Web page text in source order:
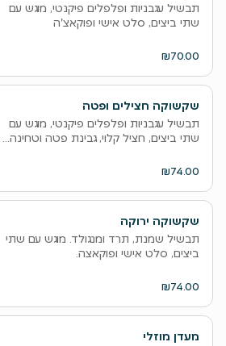
תבשיל עגבניות ופלפלים פיקנטי, מוגש עם
שתי ביצים, סלט אישי ופוקאצ'ה
₪70.00
שקשוקה חצילים ופטה
תבשיל עגבניות ופלפלים פיקנטי, מוגש עם
שתי ביצים, חציל קלוי, גבינת פטה וטחינה...
₪74.00
שקשוקה ירוקה
תבשיל שמנת, תרד ומנגולד. מוגש עם שתי
ביצים, סלט אישי ופוקאצה.
₪74.00
מעדן מוזלי